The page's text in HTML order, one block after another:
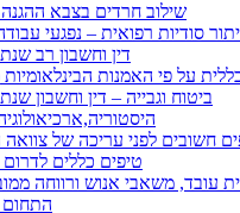
שילוב חרדים בצבא
סודיות רפואית – נפגעי עבודה
דין וחשבון רב שנתי
על פי האמנות הבינלאומיות
ביטוח וגבייה – דין וחשבון שנתי
חשובים לפני עריכה של
טיפים כללים